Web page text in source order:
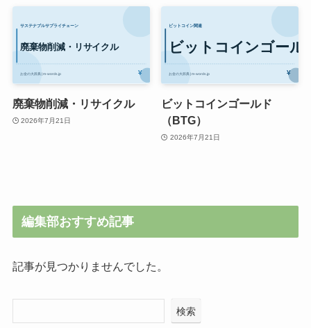
廃棄物削減・リサイクル
2026年7月21日
ビットコインゴールド
（BTG）
2026年7月21日
編集部おすすめ記事
記事が見つかりませんでした。
検索